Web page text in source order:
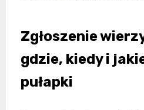
Zgłoszenie
gdzie, kiedy i
pułapki